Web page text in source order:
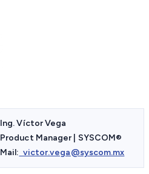
Ing. Víctor Vega
Product Manager | SYSCOM®
Mail: victor.vega@syscom.mx